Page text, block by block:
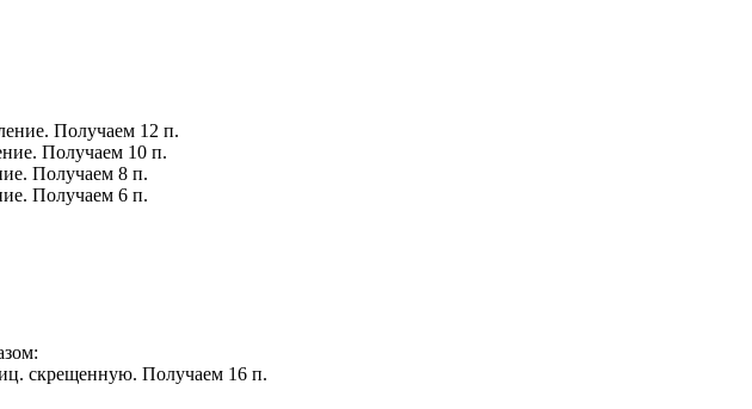
Получаем 12 п.
Получаем 10 п.
Получаем 8 п.
Получаем 6 п.
скрещенную. Получаем 16 п.